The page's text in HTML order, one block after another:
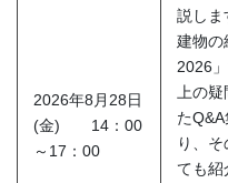
2026年8月28日
(金) 14：00
～17：00
説しま
建物の
2026
上の
た
り、
ても紹